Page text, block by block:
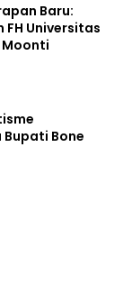
Baru:
FH Universitas
Moonti
Bone